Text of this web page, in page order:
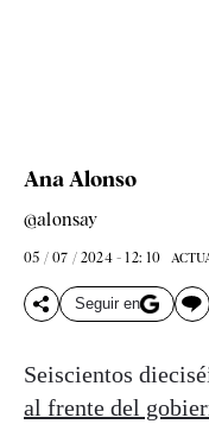
Ana Alonso
@alonsay
05 / 07 / 2024 - 12: 10
Seguir en
Seiscientos
al frente del